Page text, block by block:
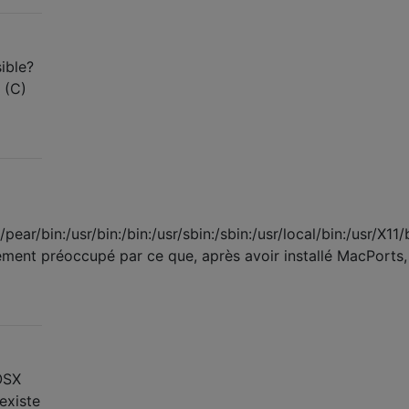
bin:/usr/bin:/bin:/usr/sbin:/sbin:/usr/local/bin:/usr/
préoccupé par ce que, après avoir installé